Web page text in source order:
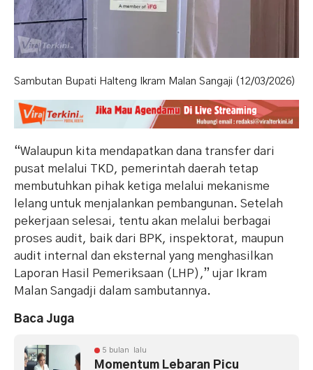
Sambutan Bupati Halteng Ikram Malan Sangaji (12/03/2026)
“Walaupun kita mendapatkan dana transfer dari
pusat melalui TKD, pemerintah daerah tetap
membutuhkan pihak ketiga melalui mekanisme
lelang untuk menjalankan pembangunan. Setelah
pekerjaan selesai, tentu akan melalui berbagai
proses audit, baik dari BPK, inspektorat, maupun
audit internal dan eksternal yang menghasilkan
Laporan Hasil Pemeriksaan (LHP),” ujar Ikram
Malan Sangadji dalam sambutannya.
Baca Juga
5 bulan lalu
Momentum Lebaran Picu